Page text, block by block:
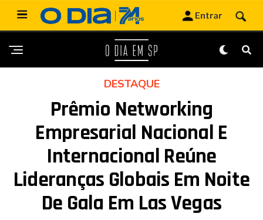
DESTAQUE
Prêmio Networking
Empresarial Nacional E
Internacional Reúne
Lideranças Globais Em Noite
De Gala Em Las Vegas